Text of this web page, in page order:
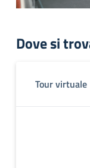
Dove si
Tour virtuale